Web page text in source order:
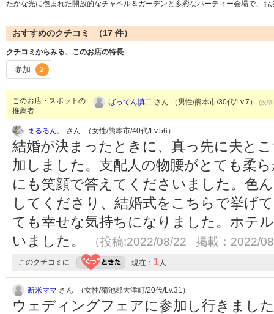
たかな光に包まれた開放的なチャペル＆ガーデンと多彩なパーティー会場で、
おすすめのクチコミ （17 件）
クチコミからみる、このお店の特長
参加 2
このお店・スポットの
推薦者
ばってん慎二 さん （男性/熊本市/30代/Lv.7） (投
まるるん。 さん （女性/熊本市/40代/Lv.56）
結婚が決まったときに、真っ先に夫と
加しました。支配人の物腰がとても柔
にも笑顔で答えてくださいました。色
してくださり、結婚式をこちらで挙げ
ても幸せな気持ちになりました。ホテ
いました。
（投稿:2022/08/22 掲載：2022/
このクチコミに 現在： 1 人
新米ママ さん （女性/菊池郡大津町/20代/Lv.31）
ウェディングフェアに参加し行きまし